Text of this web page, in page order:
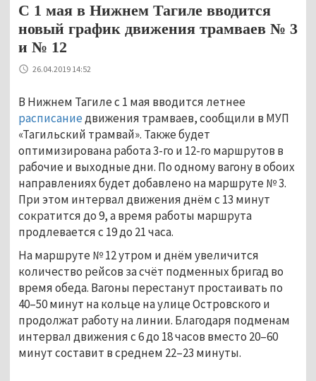
С 1 мая в Нижнем Тагиле вводится
новый график движения трамваев № 3
и № 12
26.04.2019 14:52
В Нижнем Тагиле с 1 мая вводится летнее
расписаниедвижения трамваев, сообщили в МУП
«Тагильский трамвай». Также будет
оптимизирована работа 3-го и 12-го маршрутов в
рабочие и выходные дни. По одному вагону в обоих
направлениях будет добавлено на маршруте № 3.
При этом интервал движения днём с 13 минут
сократится до 9, а время работы маршрута
продлевается с 19 до 21 часа.
На маршруте № 12 утром и днём увеличится
количество рейсов за счёт подменных бригад во
время обеда. Вагоны перестанут простаивать по
40–50 минут на кольце на улице Островского и
продолжат работу на линии. Благодаря подменам
интервал движения с 6 до 18 часов вместо 20–60
минут составит в среднем 22–23 минуты.